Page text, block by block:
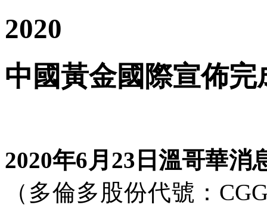
2020
中國黃金國際宣佈
2020年6月 23 日溫哥華消
（多倫多股份代號：